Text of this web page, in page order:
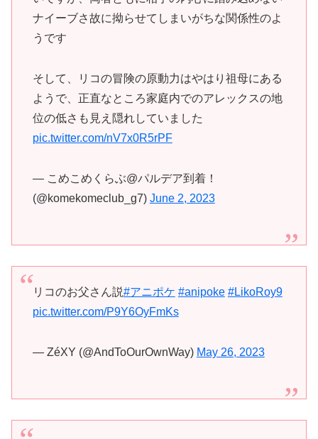
ナイーブさ故に拗らせてしまいがちな関係性のよ
うです
そして、リコの冒険の原動力はやはり祖母にある
ようで、正直なところ家庭内でのアレックスの地
位の低さも見え隠れしていました
pic.twitter.com/nV7x0R5rPF
— こめこめくらぶ@パルデア到着！
(@komekomeclub_g7) June 2, 2023
リコのお父さん説#アニポケ #anipoke #LikoRoy9
pic.twitter.com/P9Y6OyFmKs
— ZéXY (@AndToOurOwnWay) May 26, 2023